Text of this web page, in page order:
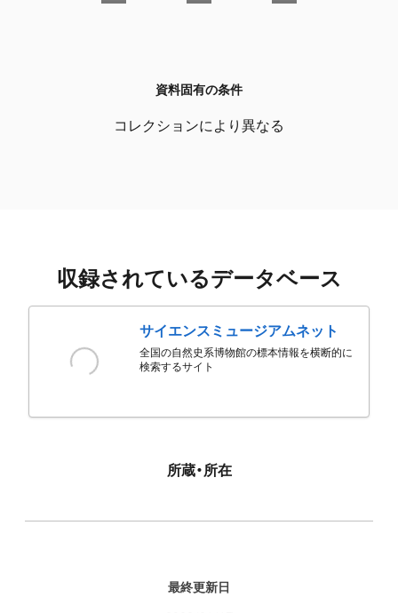
資料固有の条件
コレクションにより異なる
収録されているデータベース
サイエンスミュージアムネット
全国の自然史系博物館の標本情報を横断的に
検索するサイト
所蔵・所在
最終更新日